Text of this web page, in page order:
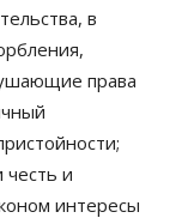
в
права
и
интересы